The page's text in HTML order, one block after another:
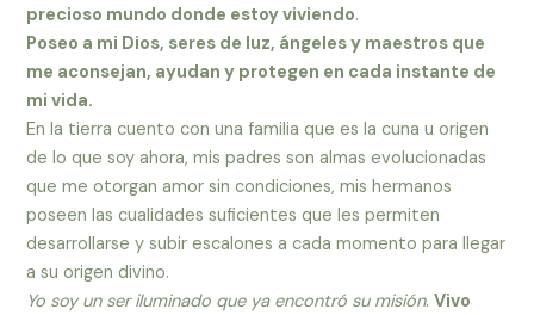
precioso mundo donde estoy viviendo.
Poseo a mi Dios, seres de luz, ángeles y maestros que
me aconsejan, ayudan y protegen en cada instante de
mi vida.
En la tierra cuento con una familia que es la cuna u origen
de lo que soy ahora, mis padres son almas evolucionadas
que me otorgan amor sin condiciones, mis hermanos
poseen las cualidades suficientes que les permiten
desarrollarse y subir escalones a cada momento para llegar
a su origen divino.
Yo soy un ser iluminado que ya encontró su misión.Vivo